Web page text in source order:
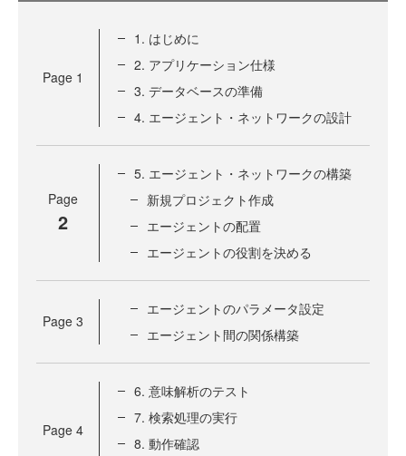
Page 1
1. はじめに
2. アプリケーション仕様
3. データベースの準備
4. エージェント・ネットワークの設計
Page
2
5. エージェント・ネットワークの構築
新規プロジェクト作成
エージェントの配置
エージェントの役割を決める
Page 3
エージェントのパラメータ設定
エージェント間の関係構築
Page 4
6. 意味解析のテスト
7. 検索処理の実行
8. 動作確認